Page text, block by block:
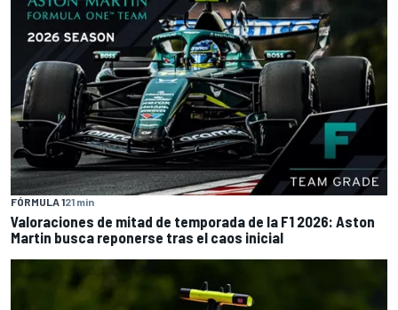
FÓRMULA 121 min
Valoraciones de mitad de temporada de la F1 2026: Aston
Martin busca reponerse tras el caos inicial